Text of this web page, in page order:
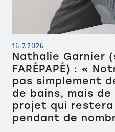
16.7.2026
Nathalie Garnier
FARÉPAPÉ) : «
pas simplement
de bains, mais de
projet qui
pendant de